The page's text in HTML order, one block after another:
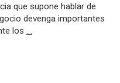
que supone hablar de
devenga importantes
los …